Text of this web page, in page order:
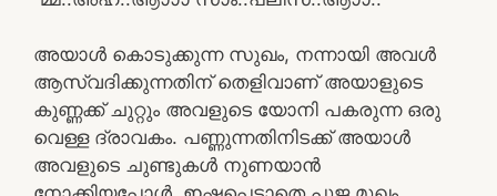
അയാൾ കൊടുക്കുന്ന സുഖം, നന്നായി അവൾ
ആസ്വദിക്കുന്നതിന് തെളിവാണ് അയാളുടെ
കുണ്ണക്ക് ചുറ്റും അവളുടെ യോനി പകരുന്ന ഒരു
വെള്ള ദ്രാവകം. പണ്ണുന്നതിനിടക്ക് അയാൾ
അവളുടെ ചുണ്ടുകൾ നുണയാൻ